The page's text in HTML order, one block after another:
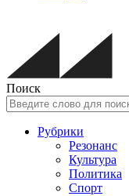
Поиск
Рубрики
Резонанс
Культура
Политика
Спорт